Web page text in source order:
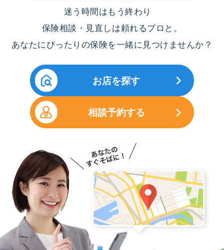
迷う時間はもう終わり
保険相談・見直しは頼れるプロと。
あなたにぴったりの保険を一緒に見つけませんか？
お店を探す
相談予約する